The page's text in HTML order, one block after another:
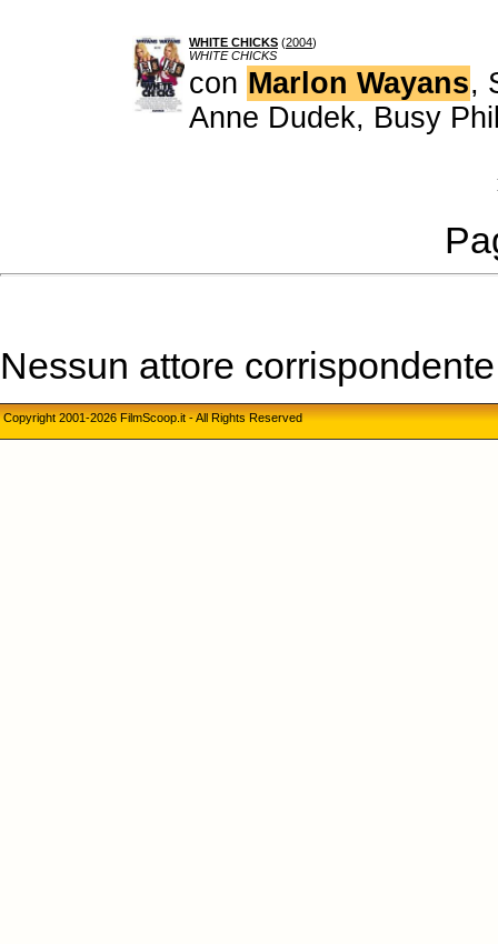
WHITE CHICKS (2004)
WHITE CHICKS
con Marlon Wayans,
Anne Dudek, Busy
Nessun attore
Copyright 2001-2026 FilmScoop.it - All Rights Reserved